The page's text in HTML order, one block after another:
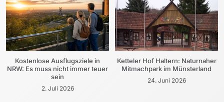
Kostenlose Ausflugsziele in
NRW: Es muss nicht immer teuer
sein
2. Juli 2026
Ketteler Hof Haltern: Naturnaher
Mitmachpark im Münsterland
24. Juni 2026